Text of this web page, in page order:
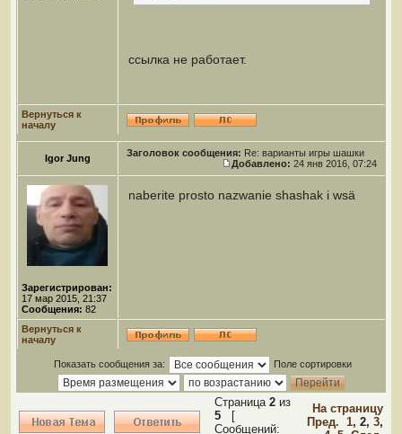
ссылка не работает.
Вернуться к
началу
Igor Jung Заголовок сообщения: Re: варианты игры шашки
Добавлено: 24 янв 2016, 07:24
Зарегистрирован:
17 мар 2015, 21:37
Сообщения: 82
naberite prosto nazwanie shashak i wsä
Вернуться к
началу
Показать сообщения за: Поле сортировки
Страница 2 из
5 [
Сообщений:
На страницу
Пред. 1, 2, 3,